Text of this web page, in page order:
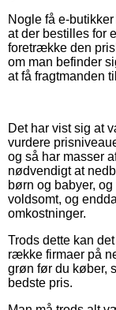
Nogle få e-
at der bestilles for
foretrække den
om man befinder
at få fragtmanden
Det har vist sig at
vurdere
og så har masser
nødvendigt at
børn og babyer,
voldsomt, og
omkostninger.
Trods dette kan
række firmaer på
grøn før du køber,
bedste pris.